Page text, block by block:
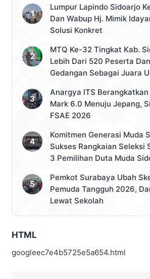
Lumpur Lapindo Sidoarjo
Dan Wabup Hj. Mimik
Solusi Konkret
MTQ Ke-32 Tingkat Kab.
Lebih Dari 520 Peserta
Gedangan Sebagai Juara
Anargya ITS Berangkatkan
Mark 6.0 Menuju Jepang,
FSAE 2026
Komitmen Generasi Muda
Sukses Rangkaian Seleksi
3 Pemilihan Duta Muda
Pemkot Surabaya Ubah
Pemuda Tangguh 2026,
Lewat Sekolah
HTML
googleec7e4b5725e5a654.html